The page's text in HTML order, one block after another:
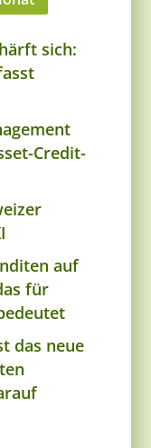
sich:
Credit-
auf
für
das neue